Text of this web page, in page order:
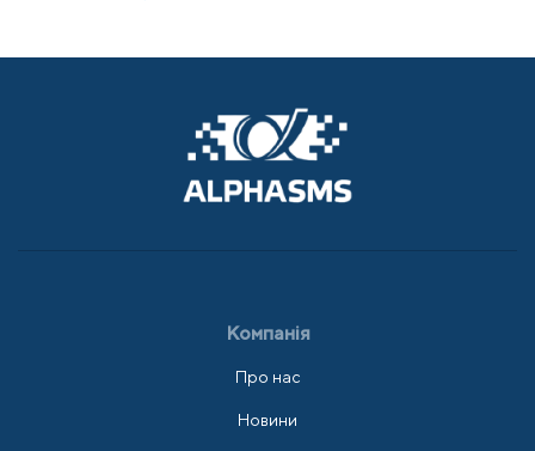
Компанія
Про нас
Новини